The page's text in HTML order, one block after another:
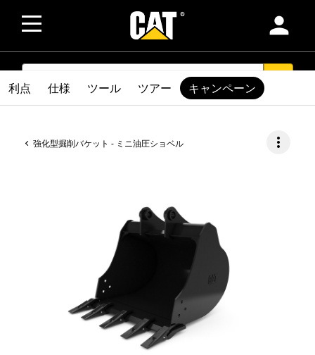
person
SEARCH
強化型掘削バケット - ミニ油圧ショベル more_vert
利点 仕様 ツール ツアー キャンペーン